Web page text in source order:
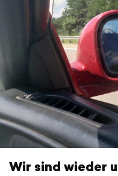
Wir sind wieder